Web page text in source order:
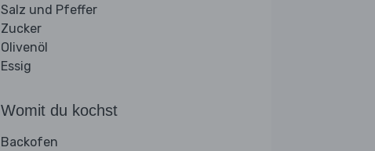
Salz und Pfeffer
Zucker
Olivenöl
Essig
Womit du kochst
Backofen